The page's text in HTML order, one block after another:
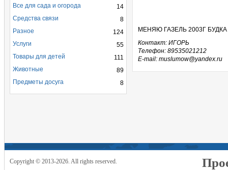
МЕНЯЮ ГАЗЕЛЬ 2003Г
Контакт: ИГОРЬ
Телефон: 89535021212
E-mail: muslumow@yandex.ru
14
Все для сада и огорода
8
Средства связи
124
Разное
55
Услуги
111
Товары для детей
89
Животные
8
Предметы досуга
Copyright © 2013-2026. All rights reserved.